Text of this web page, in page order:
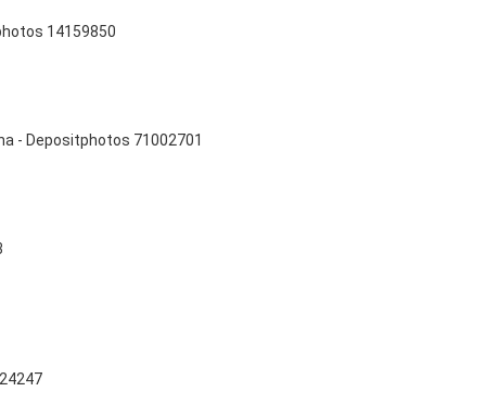
14159850
- Depositphotos 71002701